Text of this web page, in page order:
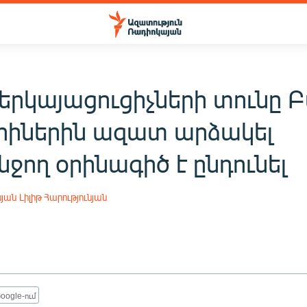
տունը
ազատ արձակել
օրինագիծ է ընդունել
Լիլիթ Հարությունյան
ում